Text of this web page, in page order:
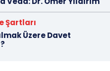
Şartları
Üzere Davet